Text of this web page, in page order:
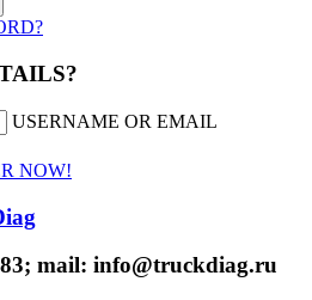
USERNAME OR EMAIL
NOW!
83; mail: info@truckdiag.ru